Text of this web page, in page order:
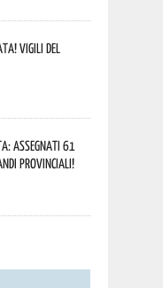
Vigili del
assegnati 61
provinciali!